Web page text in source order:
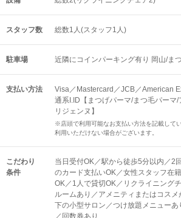
スタッフ数 総数1人(スタッフ1人)
駐車場 近隣にコインパーキング有り 岡山/ま
支払い方法
Visa／Mastercard／JCB／American
通系I.ID【まつげパーマ/まつ毛パーマ
リジェンヌ】
※店頭で利用可能なお支払い方法を記載して
利用いただけない場合がございます。
こだわり
条件
当日受付OK／駅から徒歩5分以内／2
のカード支払いOK／女性スタッフ在
OK／1人で貸切OK／リクライニング
ルームあり／アメニティまたはコス
下の小型サロン／つけ放題メニューあ
／回数券あり